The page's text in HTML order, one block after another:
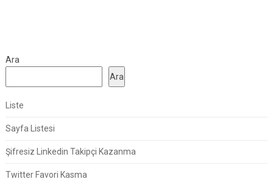
Ara
Ara
Liste
Sayfa Listesi
Şifresiz Linkedin Takipçi Kazanma
Twitter Favori Kasma